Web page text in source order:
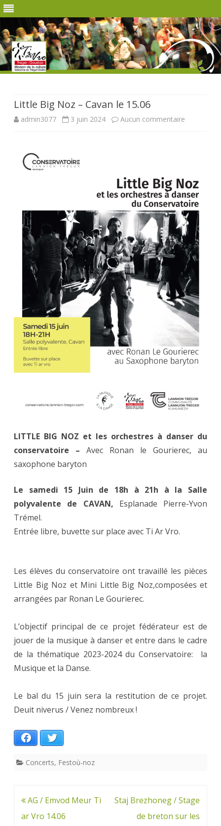
Little Big Noz – Cavan le 15.06
admin3077 3 juin 2024 Aucun commentaire
–
Cavan
le
15.06
LITTLE BIG NOZ et les orchestres à danser du
conservatoire – Avec Ronan le Gourierec, au
saxophone baryton
Le samedi 15 Juin de 18h à 21h à la Salle
polyvalente de CAVAN, Esplanade Pierre-Yvon
Trémel.
Entrée libre, buvette sur place avec Ti Ar Vro.
Les élèves du conservatoire ont travaillé les pièces
Little Big Noz et Mini Little Big Noz,composées et
arrangées par Ronan Le Gourierec.
L’objectif principal de ce projet fédérateur est de
jouer de la musique à danser et entre dans le cadre
de la thématique 2023-2024 du Conservatoire: la
Musique et la Danse.
Le bal du 15 juin sera la restitution de ce projet.
Deuit niverus / Venez nombreux !
Facebook
Concerts, Festoù-noz
Navigation
de
AG / Emvod Meur Ti
ar Vro 14.06
Staj Brezhoneg / Stage
de breton sur les